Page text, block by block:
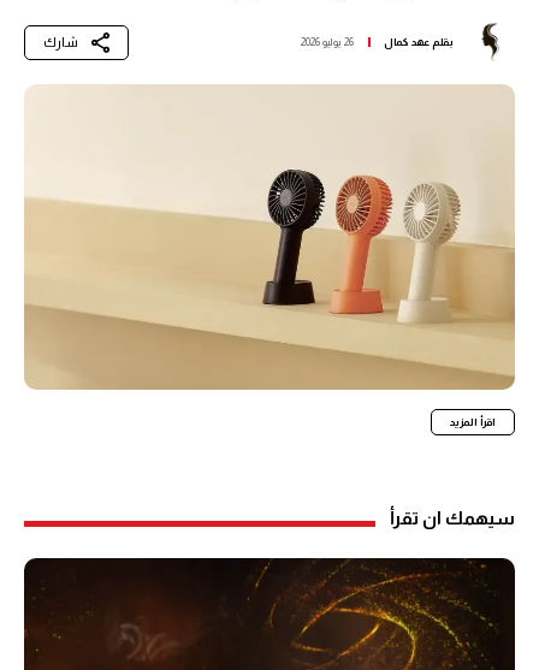
بقلم عهد كمال 26 يوليو 2026 شارك
اقرأ المزيد
سيهمك ان تقرأ